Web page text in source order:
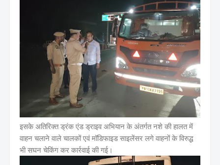
इसके अतिरिक्त ड्रंक एंड ड्राइव अभियान के अंतर्गत नशे की हालत में
वाहन चलाने वाले चालकों एवं मॉडिफाइड साइलेंसर लगे वाहनों के विरुद्ध
भी सघन चेकिंग कर कार्रवाई की गई।